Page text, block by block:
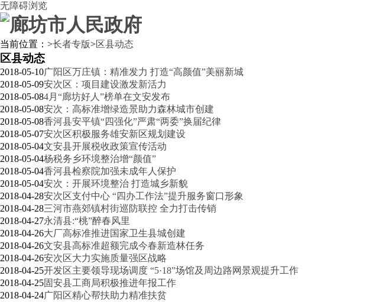
无障碍浏览
当前位置： >长者专版>区县动态
区县动态
2018-05-10广阳区万庄镇：精准发力 打造“高颜值”美丽新城
2018-05-09安次区：项目建设激发新活力
2018-05-084月“廊坊好人”榜单在文安发布
2018-05-08安次：高标准增绿造景助力森林城市创建
2018-05-08香河县安平镇“四强化”严肃“两委”换届纪律
2018-05-07安次区积极服务雄安新区规划建设
2018-05-04文安县开展税收政策宣传活动
2018-05-04杨税务乡环境整治增“颜值”
2018-05-04香河县检察院加强未成年人保护
2018-05-04安次：开展环境整治 打造城乡新貌
2018-04-28安次区支付中心 “四办工作法”提升服务窗口形象
2018-04-28三河市燕郊镇村街巡防联控 全力打击传销
2018-04-27永清县:“桃”醉春风里
2018-04-26大厂高标准推进国家卫生县城创建
2018-04-26文安县高标准超额完成今春新造林任务
2018-04-26安次区大力实施质量强区战略
2018-04-25开发区主要领导现场调度 “5·18”场馆及周边路网景观提升工作
2018-04-25固安县工商局积极推进年报工作
2018-04-24广阳区精心帮扶助力精准扶贫